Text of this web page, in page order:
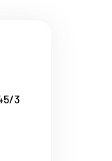
3